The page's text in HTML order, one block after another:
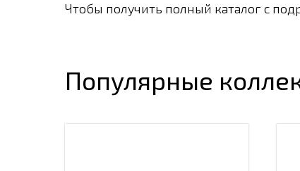
Чтобы получить полный каталог с
Популярные